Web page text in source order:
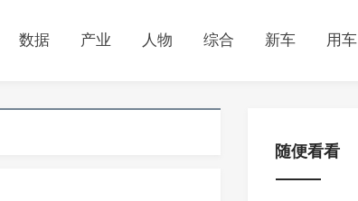
数据 产业 人物 综合 新车 用车
随便看看